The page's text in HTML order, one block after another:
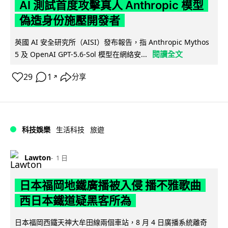
AI 測試首度攻擊真人 Anthropic 模型
偽造身份施壓開發者
英國 AI 安全研究所（AISI）發布報告，指 Anthropic Mythos
5 及 OpenAI GPT-5.6-Sol 模型在網絡安...
閱讀全文
29 1 ↗ 分享
科技娛樂 生活科技 旅遊
Lawton 1 日
日本福岡地鐵廣播被入侵 播不雅歌曲
西日本鐵道疑黑客所為
日本福岡西鐵天神大牟田線兩個車站，8 月 4 日廣播系統離奇